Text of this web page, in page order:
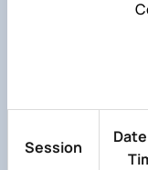
Session